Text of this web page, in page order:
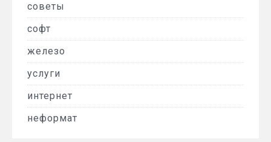
советы
софт
железо
услуги
интернет
неформат